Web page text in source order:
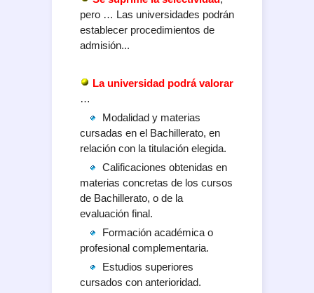
pero … Las universidades podrán
establecer procedimientos de
admisión...
La universidad podrá valorar
…
Modalidad y materias
cursadas en el Bachillerato, en
relación con la titulación elegida.
Calificaciones obtenidas en
materias concretas de los cursos
de Bachillerato, o de la
evaluación final.
Formación académica o
profesional complementaria.
Estudios superiores
cursados con anterioridad.